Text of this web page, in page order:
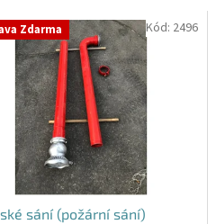
Zdarma
sání (požární sání)
Kód: 2496